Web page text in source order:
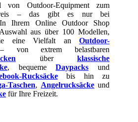
von Outdoor-Equipment zum
– das gibt es nur bei
Ihrem Online Outdoor Shop
aus über 100 Modellen,
eine Vielfalt an Outdoor-
extrem belastbaren
über klassische
, bequemeDaypacks und
Rucksäckebis hin zu
Taschen, Angelrucksäcke und
für Ihre Freizeit.